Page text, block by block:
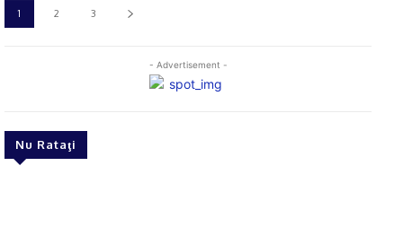
- Advertisement -
Nu Rataţi
1 2 3